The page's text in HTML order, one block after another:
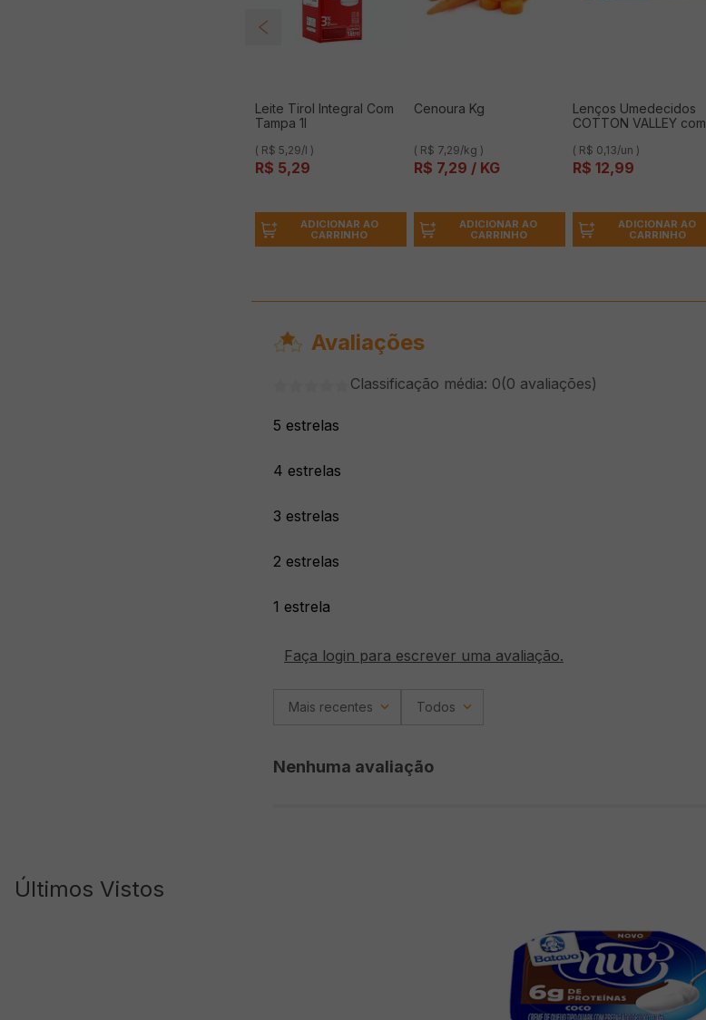
Leite Tirol Integral Com
Tampa 1l
( R$ 5,29/l )
R$ 5,29
ADICIONAR AO
CARRINHO
Cenoura Kg
( R$ 7,29/kg )
R$ 7,29 / KG
ADICIONAR AO
CARRINHO
Lenços Umedecidos
COTTON VALLEY com
( R$ 0,13/un )
R$ 12,99
ADICIONAR AO
CARRINHO
Avaliações
Classificação média: 0(0 avaliações)
5 estrelas
4 estrelas
3 estrelas
2 estrelas
1 estrela
Faça login para escrever uma avaliação.
Mais recentes Todos
Nenhuma avaliação
Últimos Vistos